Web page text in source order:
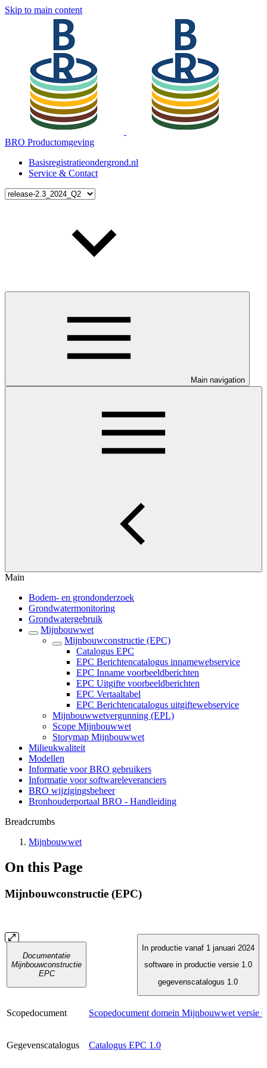
Skip to main content
BRO Productomgeving
Basisregistratieondergrond.nl
Service & Contact
Main navigation
Main
Bodem- en grondonderzoek
Grondwatermonitoring
Grondwatergebruik
Mijnbouwwet
Mijnbouwconstructie (EPC)
Catalogus EPC
EPC Berichtencatalogus innamewebservice
EPC Inname voorbeeldberichten
EPC Uitgifte voorbeeldberichten
EPC Vertaaltabel
EPC Berichtencatalogus uitgiftewebservice
Mijnbouwwetvergunning (EPL)
Scope Mijnbouwwet
Storymap Mijnbouwwet
Milieukwaliteit
Modellen
Informatie voor BRO gebruikers
Informatie voor softwareleveranciers
BRO wijzigingsbeheer
Bronhouderportaal BRO - Handleiding
Breadcrumbs
Mijnbouwwet
On this Page
Mijnbouwconstructie (EPC)
Documentatie
Mijnbouwconstructie
EPC
In productie vanaf 1 januari 2024
software in productie versie 1.0
gegevenscatalogus 1.0
Scopedocument Scopedocument domein Mijnbouwwet versie
Gegevenscatalogus Catalogus EPC 1.0